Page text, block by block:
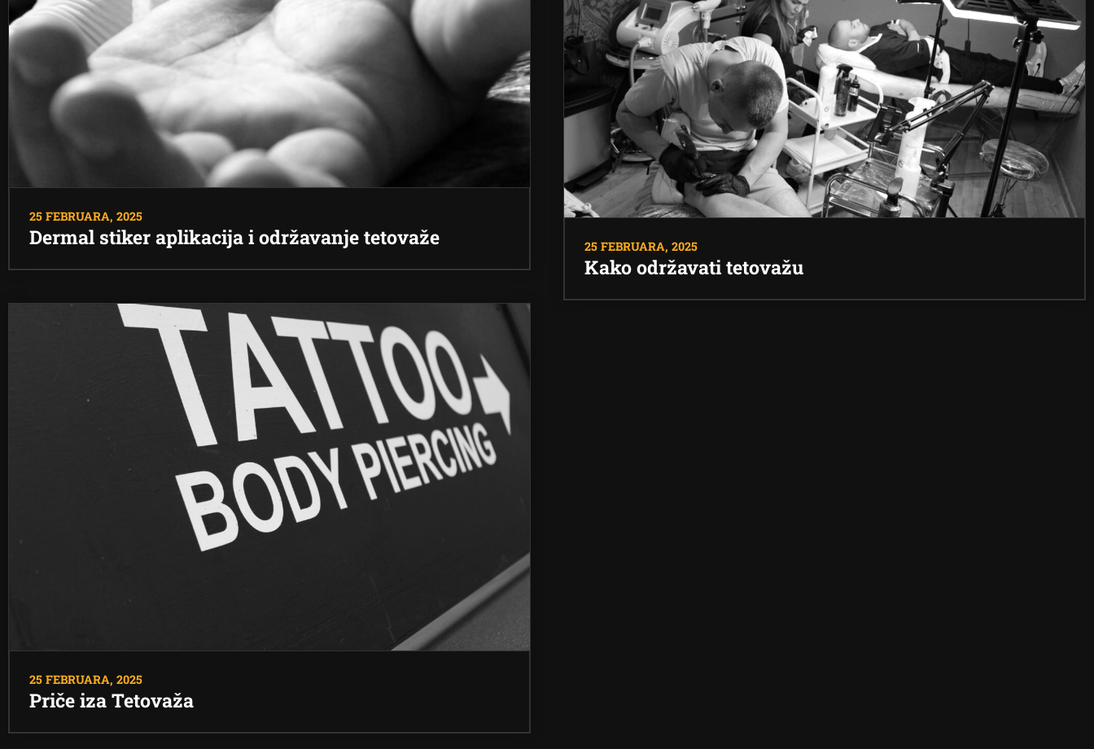
25 FEBRUARA, 2025
Dermal stiker aplikacija i održavanje tetovaže
25 FEBRUARA, 2025
Priče iza Tetovaža
25 FEBRUARA, 2025
Kako održavati tetovažu